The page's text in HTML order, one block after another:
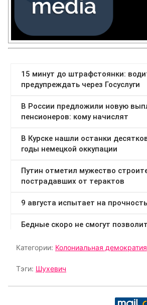
Категории: Колониальная демократия
Тэги: Шухевич